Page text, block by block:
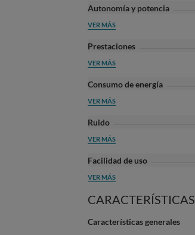
Autonomía y potencia
VER MÁS
Prestaciones
VER MÁS
Consumo de energía
VER MÁS
Ruido
VER MÁS
Facilidad de uso
VER MÁS
CARACTERÍSTICAS
Características generales